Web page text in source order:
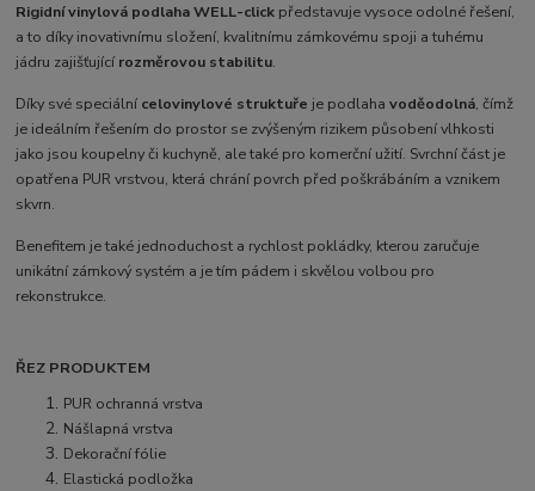
Rigidní vinylová podlaha WELL-click představuje vysoce odolné řešení,
a to díky inovativnímu složení, kvalitnímu zámkovému spoji a tuhému
jádru zajišťující rozměrovou stabilitu.
Díky své speciální celovinylové struktuře je podlahavoděodolná, čímž
je ideálním řešením do prostor se zvýšeným rizikem působení vlhkosti
jako jsou koupelny či kuchyně, ale také pro komerční užití. Svrchní část je
opatřena PUR vrstvou, která chrání povrch před poškrábáním a vznikem
skvrn.
Benefitem je také jednoduchost a rychlost pokládky, kterou zaručuje
unikátní zámkový systém a je tím pádem i skvělou volbou pro
rekonstrukce.
ŘEZ PRODUKTEM
PUR ochranná vrstva
Nášlapná vrstva
Dekorační fólie
Elastická podložka